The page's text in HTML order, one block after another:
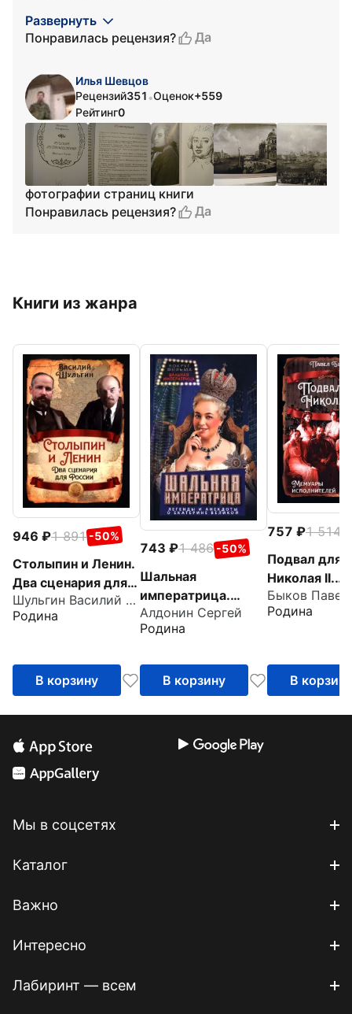
Развернуть
Понравилась рецензия?
Да
Илья Шевцов
Рецензий351 •Оценок+559
Рейтинг0
фотографии страниц книги
Понравилась рецензия?
Да
Книги из жанра
946 1 891 -50%
Столыпин и Ленин.
Два сценария для
России
Шульгин Василий Витальевич
Родина
В корзину
743 1 486 -50%
Шальная
императрица.
Легенды и
анекдоты о
Алдонин Сергей
Родина
В корзину
757 1 514
Подвал для
Николая II.
Мемуары
Родина
В корзину
Мы в соцсетях
Каталог
Важно
Интересно
Лабиринт — всем